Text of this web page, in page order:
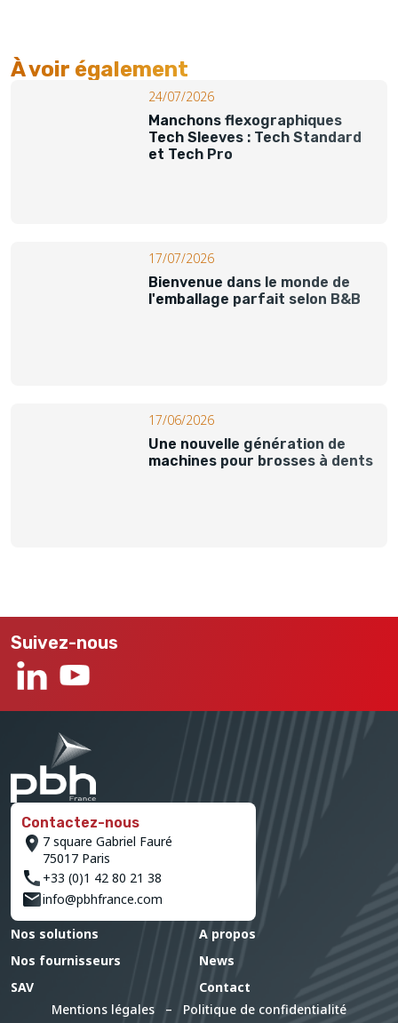
À voir également​
24/07/2026
Manchons flexographiques
Tech Sleeves : Tech Standard
et Tech Pro
17/07/2026
Bienvenue dans le monde de
l'emballage parfait selon B&B
17/06/2026
Une nouvelle génération de
machines pour brosses à dents
Suivez-nous
Contactez-nous
7 square Gabriel Fauré
75017 Paris
+33 (0)1 42 80 21 38
info@pbhfrance.com
Nos solutions
Nos fournisseurs
SAV
A propos
News
Contact
Mentions légales – Politique de confidentialité